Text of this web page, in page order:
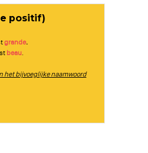
positif)
grande.
beau.
het bijvoeglijke naamwoord